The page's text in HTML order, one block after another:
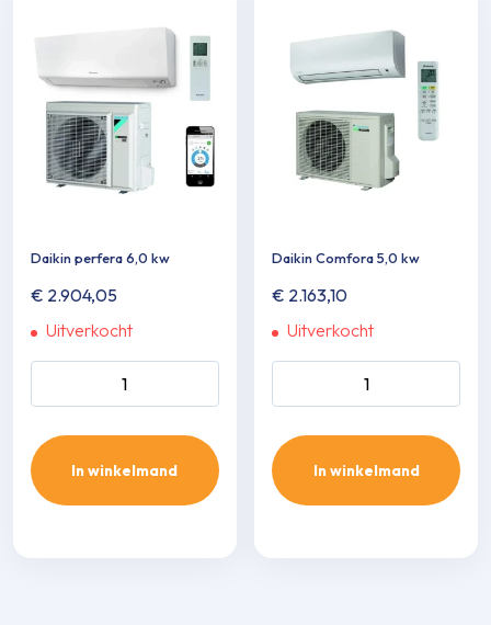
Daikin perfera 6,0 kw
€ 2.904,05
Uitverkocht
Daikin perfera 6,0 kw aantal
In winkelmand
Daikin Comfora 5,0 kw
€ 2.163,10
Uitverkocht
Daikin Comfora 5,0 kw
In winkelmand